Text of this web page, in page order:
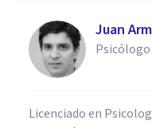
Juan
Licenciado en